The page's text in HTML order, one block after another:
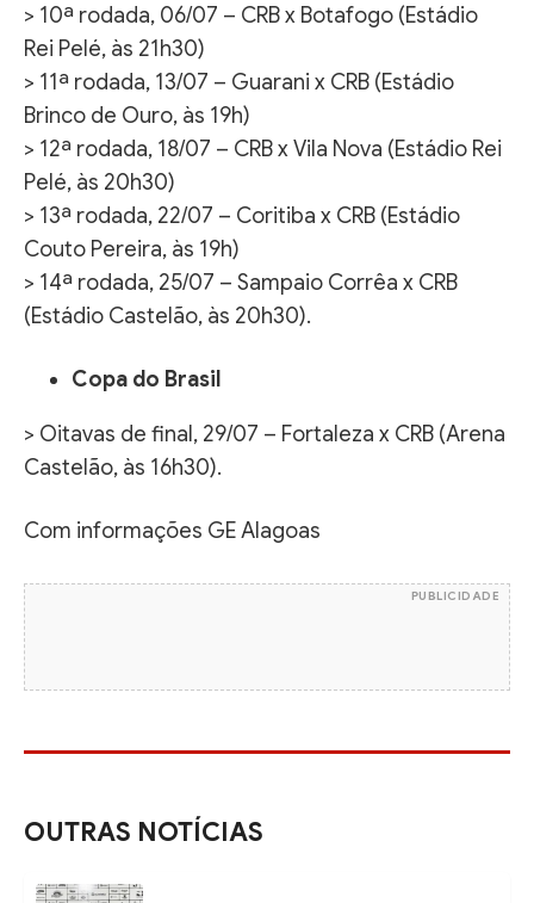
> 10ª rodada, 06/07 – CRB x Botafogo (Estádio
Rei Pelé, às 21h30)
> 11ª rodada, 13/07 – Guarani x CRB (Estádio
Brinco de Ouro, às 19h)
> 12ª rodada, 18/07 – CRB x Vila Nova (Estádio Rei
Pelé, às 20h30)
> 13ª rodada, 22/07 – Coritiba x CRB (Estádio
Couto Pereira, às 19h)
> 14ª rodada, 25/07 – Sampaio Corrêa x CRB
(Estádio Castelão, às 20h30).
Copa do Brasil
> Oitavas de final, 29/07 – Fortaleza x CRB (Arena
Castelão, às 16h30).
Com informações GE Alagoas
PUBLICIDADE
OUTRAS NOTÍCIAS